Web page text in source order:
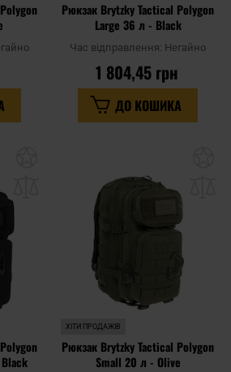
Рюкзак Brytzky Tactical Polygon
Large 36 л - Black
Час відправлення: Негайно
1 804,45 грн
ДО КОШИКА
уподобань
ХІТИ ПРОДАЖІВ
Рюкзак Brytzky Tactical Polygon
Small 20 л - Olive